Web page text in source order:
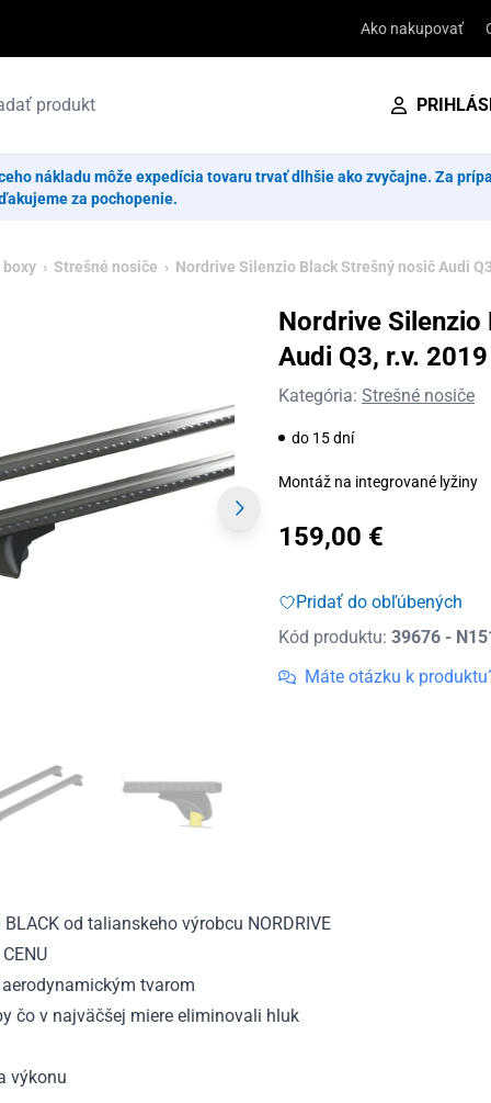
Ako nakupovať
nákladu môže expedícia tovaru trvať dlhšie ako zvyčajne. Za
za pochopenie.
boxy › Strešné nosiče › Nordrive Silenzio Black Strešný nosič Audi
Nordrive Silenzio
Audi Q3, r.v.
Kategória: Strešné nosiče
do 15 dní
Montáž na integrované lyžiny
159,00 €
Pridať do obľúbených
Kód produktu: 39676 -
Máte otázku k
od talianskeho výrobcu NORDRIVE
tvarom
čo v najväčšej miere eliminovali hluk
výkonu